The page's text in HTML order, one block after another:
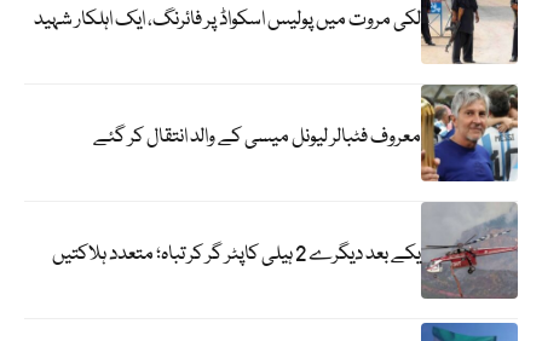
لکی مروت میں پولیس اسکواڈ پر فائرنگ، ایک اہلکار شہید
معروف فٹبالر لیونل میسی کے والد انتقال کر گئے
یکے بعد دیگرے 2 ہیلی کاپٹر گر کر تباہ؛ متعدد ہلاکتیں